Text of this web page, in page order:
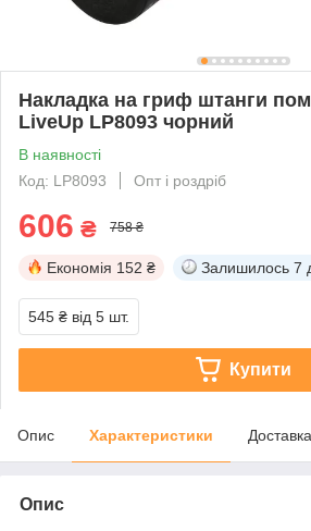
Накладка на гриф штанги
LiveUp LP8093 чорний
В наявності
Код: LP8093
Опт і роздріб
606 ₴ 758 ₴
Економія 152 ₴ Залишилось 7
545 ₴ від 5 шт.
Купити
Опис Характеристики Доставка
Опис